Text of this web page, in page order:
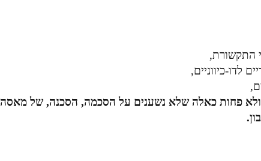
התקשורת,
לדו-כיווניים,
ולא פחות כאלה שלא נשענים על הסכמה, הסכנה, של מאסה